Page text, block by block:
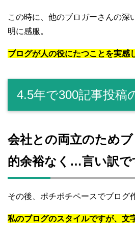
この時に、他のブロガーさんの深
明に感服。
ブログが人の役にたつことを実感
4.5年で300記事投稿
会社との両立のため
的余裕なく…言い訳
その後、ポチポチペースでブログ
私のブログのスタイルですが、文